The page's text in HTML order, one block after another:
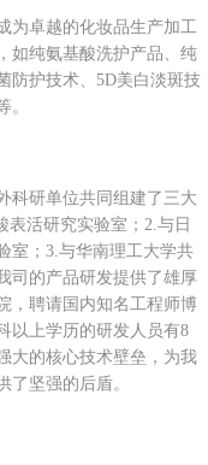
为卓越的化妆品生产加工
如纯氨基酸洗护产品、纯
防护技术、5D美白淡斑技
等。
科研单位共同组建了三大
表活研究实验室；2.与日
室；3.与华南理工大学共
司的产品研发提供了雄厚
，聘请国内知名工程师博
以上学历的研发人员有8
大的核心技术壁垒，为我
了坚强的后盾。